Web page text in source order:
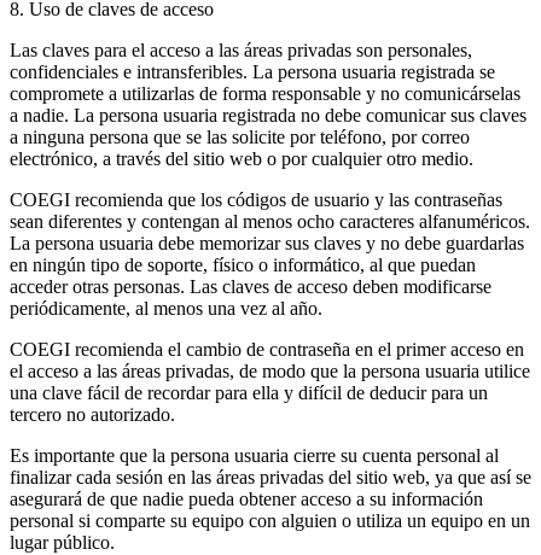
8. Uso de claves de acceso
Las claves para el acceso a las áreas privadas son personales,
confidenciales e intransferibles. La persona usuaria registrada se
compromete a utilizarlas de forma responsable y no comunicárselas
a nadie. La persona usuaria registrada no debe comunicar sus claves
a ninguna persona que se las solicite por teléfono, por correo
electrónico, a través del sitio web o por cualquier otro medio.
COEGI recomienda que los códigos de usuario y las contraseñas
sean diferentes y contengan al menos ocho caracteres alfanuméricos.
La persona usuaria debe memorizar sus claves y no debe guardarlas
en ningún tipo de soporte, físico o informático, al que puedan
acceder otras personas. Las claves de acceso deben modificarse
periódicamente, al menos una vez al año.
COEGI recomienda el cambio de contraseña en el primer acceso en
el acceso a las áreas privadas, de modo que la persona usuaria utilice
una clave fácil de recordar para ella y difícil de deducir para un
tercero no autorizado.
Es importante que la persona usuaria cierre su cuenta personal al
finalizar cada sesión en las áreas privadas del sitio web, ya que así se
asegurará de que nadie pueda obtener acceso a su información
personal si comparte su equipo con alguien o utiliza un equipo en un
lugar público.